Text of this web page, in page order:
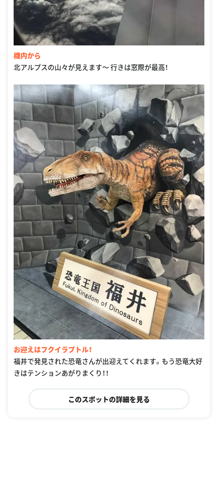
機内から
北アルプスの山々が見えます〜 行きは窓際が最高！
お迎えはフクイラプトル！
福井で発見された恐竜さんが出迎えてくれます。もう恐竜大好
きはテンションあがりまくり！！
このスポットの詳細を見る